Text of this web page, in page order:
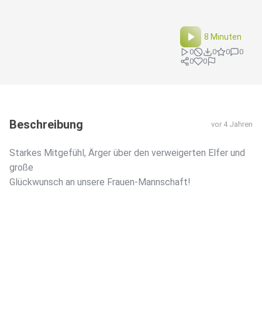
8 Minuten
0 0 0
0
0
0
Beschreibung vor 4 Jahren
Starkes Mitgefühl, Ärger über den verweigerten Elfer und
große
Glückwunsch an unsere Frauen-Mannschaft!